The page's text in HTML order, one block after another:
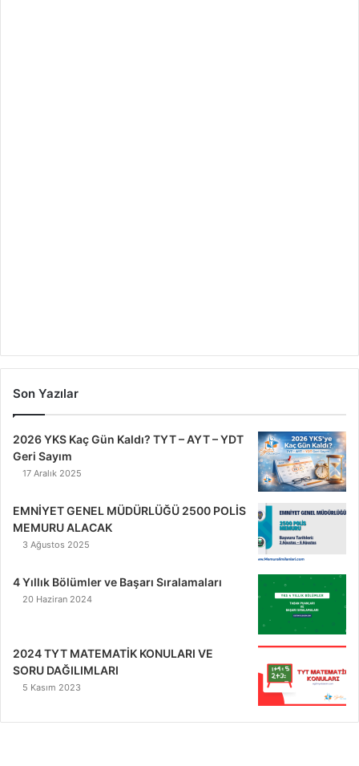
Son Yazılar
2026 YKS Kaç Gün Kaldı? TYT – AYT – YDT
Geri Sayım
17 Aralık 2025
EMNİYET GENEL MÜDÜRLÜĞÜ 2500 POLİS
MEMURU ALACAK
3 Ağustos 2025
4 Yıllık Bölümler ve Başarı Sıralamaları
20 Haziran 2024
2024 TYT MATEMATİK KONULARI VE
SORU DAĞILIMLARI
5 Kasım 2023